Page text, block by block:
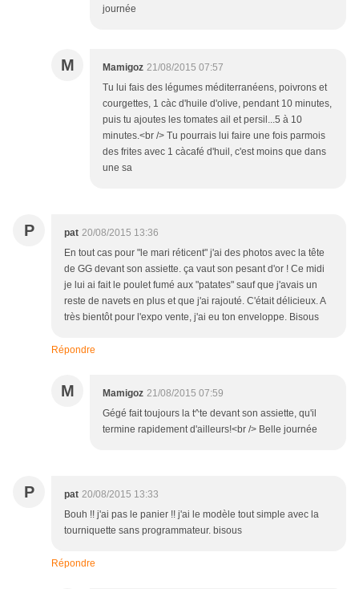
journée
M Mamigoz 21/08/2015 07:57
Tu lui fais des légumes méditerranéens, poivrons et
courgettes, 1 càc d'huile d'olive, pendant 10 minutes,
puis tu ajoutes les tomates ail et persil...5 à 10
minutes.<br /> Tu pourrais lui faire une fois parmois
des frites avec 1 càcafé d'huil, c'est moins que dans
une sa
P pat 20/08/2015 13:36
En tout cas pour "le mari réticent" j'ai des photos avec la tête
de GG devant son assiette. ça vaut son pesant d'or ! Ce midi
je lui ai fait le poulet fumé aux "patates" sauf que j'avais un
reste de navets en plus et que j'ai rajouté. C'était délicieux. A
très bientôt pour l'expo vente, j'ai eu ton enveloppe. Bisous
Répondre
M Mamigoz 21/08/2015 07:59
Gégé fait toujours la t^te devant son assiette, qu'il
termine rapidement d'ailleurs!<br /> Belle journée
P pat 20/08/2015 13:33
Bouh !! j'ai pas le panier !! j'ai le modèle tout simple avec la
tourniquette sans programmateur. bisous
Répondre